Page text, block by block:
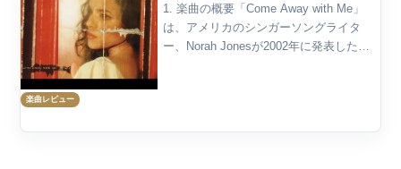
楽曲レビュー
1. 楽曲の概要「Come Away with Me」
は、アメリカのシンガーソングライタ
ー、Norah Jonesが2002年に発表した楽